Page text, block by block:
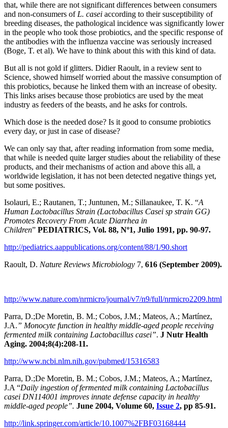
that, while there are not significant differences between consumers
and non-consumers of L. casei according to their susceptibility of
breeding diseases, the pathological incidence was significantly lower
in the people who took those probiotics, and the specific response of
the antibodies with the influenza vaccine was seriously increased
(Boge, T. et al). We have to think about this with this kind of data.
But all is not gold if glitters. Didier Raoult, in a review sent to
Science, showed himself worried about the massive consumption of
this probiotics, because he linked them with an increase of obesity.
This links arises because those probiotics are used by the meat
industry as feeders of the beasts, and he asks for controls.
Which dose is the needed dose? Is it good to consume probiotics
every day, or just in case of disease?
We can only say that, after reading information from some media,
that while is needed quite larger studies about the reliability of these
products, and their mechanisms of action and above this all, a
worldwide legislation, it has not been detected negative things yet,
but some positives.
Isolauri, E.; Rautanen, T.; Juntunen, M.; Sillanaukee, T. K. “A
Human Lactobacillus Strain (Lactobacillus Casei sp strain GG)
Promotes Recovery From Acute Diarrhea in
Children” PEDIATRICS, Vol. 88, Nº1, Julio 1991, pp. 90-97.
http://pediatrics.aappublications.org/content/88/1/90.short
Raoult, D. Nature Reviews Microbiology 7, 616 (September 2009).
http://www.nature.com/nrmicro/journal/v7/n9/full/nrmicro2209.html
Parra, D.;De Moretin, B. M.; Cobos, J.M.; Mateos, A.; Martínez,
J.A.” Monocyte function in healthy middle-aged people receiving
fermented milk containing Lactobacillus casei”. J Nutr Health
Aging. 2004;8(4):208-11.
http://www.ncbi.nlm.nih.gov/pubmed/15316583
Parra, D.;De Moretin, B. M.; Cobos, J.M.; Mateos, A.; Martínez,
J.A “Daily ingestion of fermented milk containing Lactobacillus
casei DN114001 improves innate defense capacity in healthy
middle-aged people”. June 2004, Volume 60, Issue 2, pp 85-91.
http://link.springer.com/article/10.1007%2FBF03168444